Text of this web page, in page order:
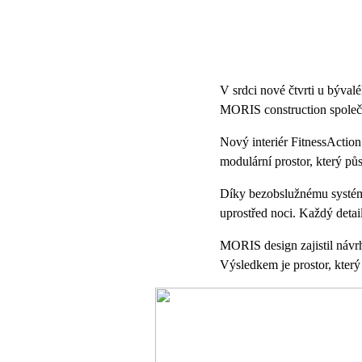
V srdci nové čtvrti u
MORIS construction
Nový interiér
modulární prostor, který
Díky bezobslužnému
uprostřed noci. Každý
MORIS design zajistil
Výsledkem je prostor,